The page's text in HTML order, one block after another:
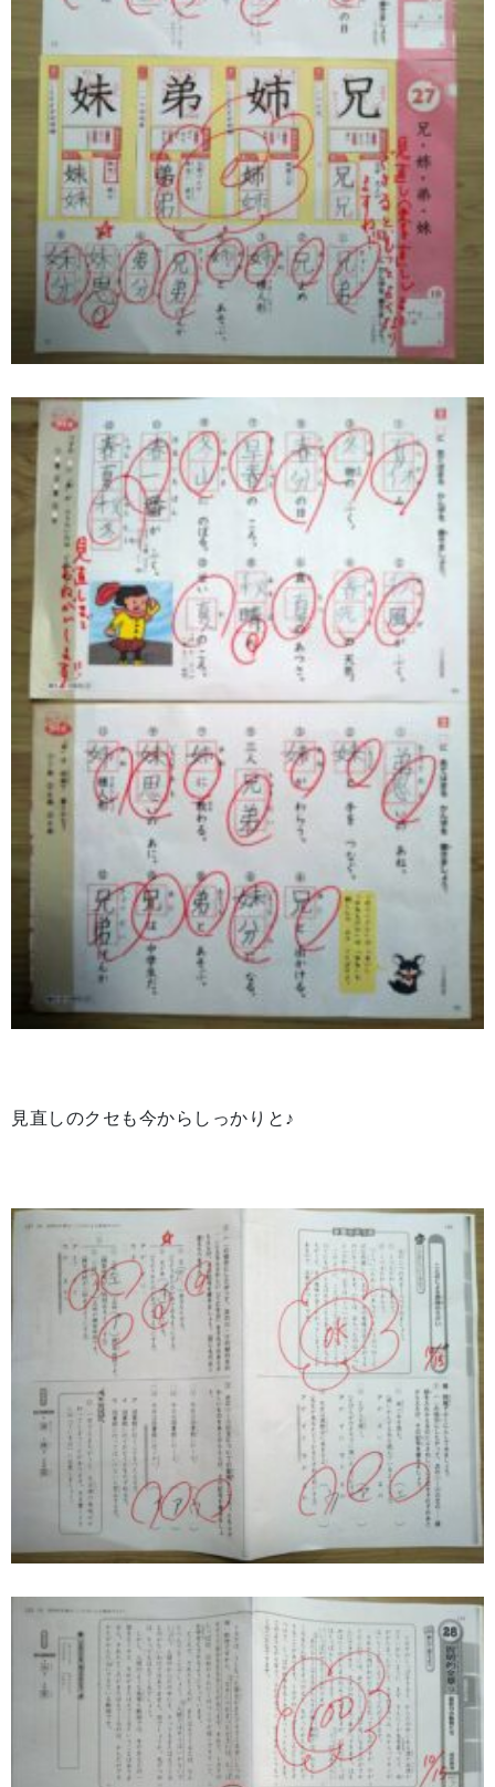
見直しのクセも今からしっかりと♪